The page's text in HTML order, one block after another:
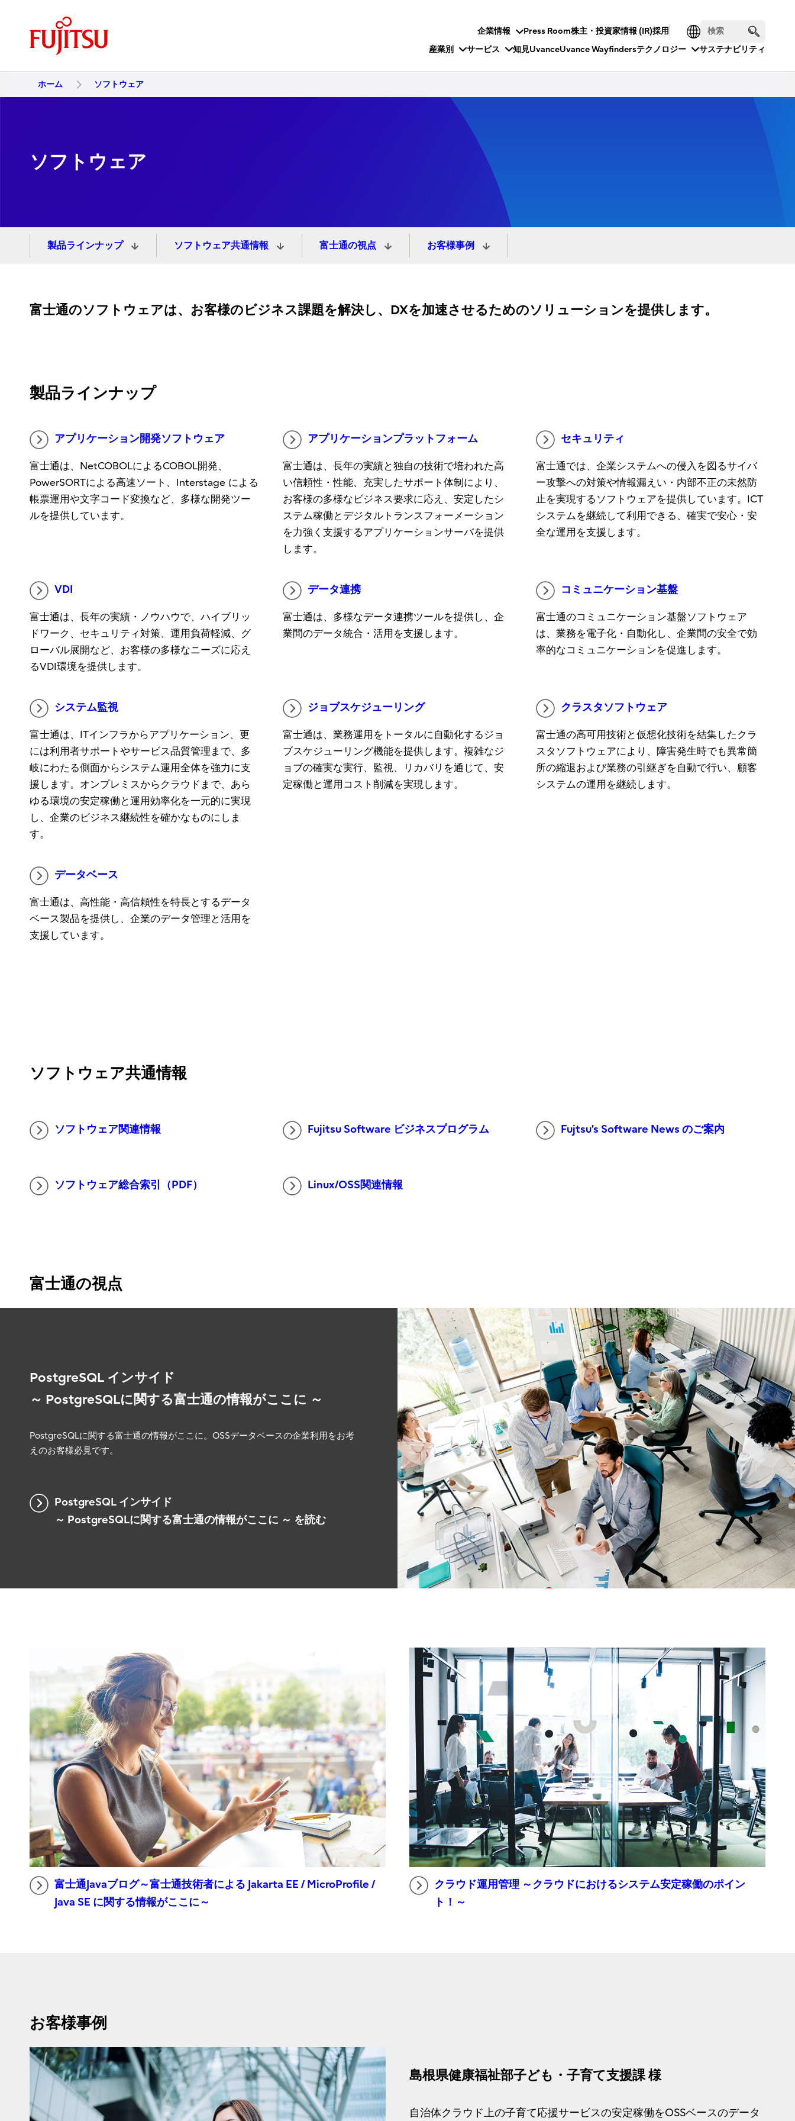
企業情報 Press Room株主・投資家情報 (IR)採用
産業別
サービス 知見UvanceUvance Wayfindersテクノロジー サステナビリティ
ホーム ソフトウェア
ソフトウェア
製品ラインナップ ソフトウェア共通情報 富士通の視点 お客様事例
富士通のソフトウェアは、お客様のビジネス課題を解決し、DXを加速させるためのソリューションを提供します。
製品ラインナップ
アプリケーション開発ソフトウェア
富士通は、NetCOBOLによるCOBOL開発、
PowerSORTによる高速ソート、Interstage による
帳票運用や文字コード変換など、多様な開発ツー
ルを提供しています。
アプリケーションプラットフォーム
富士通は、長年の実績と独自の技術で培われた高
い信頼性・性能、充実したサポート体制により、
お客様の多様なビジネス要求に応え、安定したシ
ステム稼働とデジタルトランスフォーメーション
を力強く支援するアプリケーションサーバを提供
します。
セキュリティ
富士通では、企業システムへの侵入を図るサイバ
ー攻撃への対策や情報漏えい・内部不正の未然防
止を実現するソフトウェアを提供しています。ICT
システムを継続して利用できる、確実で安心・安
全な運用を支援します。
VDI
富士通は、長年の実績・ノウハウで、ハイブリッ
ドワーク、セキュリティ対策、運用負荷軽減、グ
ローバル展開など、お客様の多様なニーズに応え
るVDI環境を提供します。
データ連携
富士通は、多様なデータ連携ツールを提供し、企
業間のデータ統合・活用を支援します。
コミュニケーション基盤
富士通のコミュニケーション基盤ソフトウェア
は、業務を電子化・自動化し、企業間の安全で効
率的なコミュニケーションを促進します。
システム監視
富士通は、ITインフラからアプリケーション、更
には利用者サポートやサービス品質管理まで、多
岐にわたる側面からシステム運用全体を強力に支
援します。オンプレミスからクラウドまで、あら
ゆる環境の安定稼働と運用効率化を一元的に実現
し、企業のビジネス継続性を確かなものにしま
す。
ジョブスケジューリング
富士通は、業務運用をトータルに自動化するジョ
ブスケジューリング機能を提供します。複雑なジ
ョブの確実な実行、監視、リカバリを通じて、安
定稼働と運用コスト削減を実現します。
クラスタソフトウェア
富士通の高可用技術と仮想化技術を結集したクラ
スタソフトウェアにより、障害発生時でも異常箇
所の縮退および業務の引継ぎを自動で行い、顧客
システムの運用を継続します。
データベース
富士通は、高性能・高信頼性を特長とするデータ
ベース製品を提供し、企業のデータ管理と活用を
支援しています。
ソフトウェア共通情報
ソフトウェア関連情報 Fujitsu Software ビジネスプログラム Fujtsu’s Software News のご案内
ソフトウェア総合索引（PDF） Linux/OSS関連情報
富士通の視点
PostgreSQL インサイド
～ PostgreSQLに関する富士通の情報がここに ～
PostgreSQLに関する富士通の情報がここに。OSSデータベースの企業利用をお考
えのお客様必見です。
PostgreSQL インサイド
～ PostgreSQLに関する富士通の情報がここに ～ を読む
富士通Javaブログ～富士通技術者による Jakarta EE / MicroProfile /
Java SE に関する情報がここに～
クラウド運用管理 ～クラウドにおけるシステム安定稼働のポイン
ト！～
お客様事例
島根県健康福祉部子ども・子育て支援課 様
自治体クラウド上の子育て応援サービスの安定稼働をOSSベースのデータ